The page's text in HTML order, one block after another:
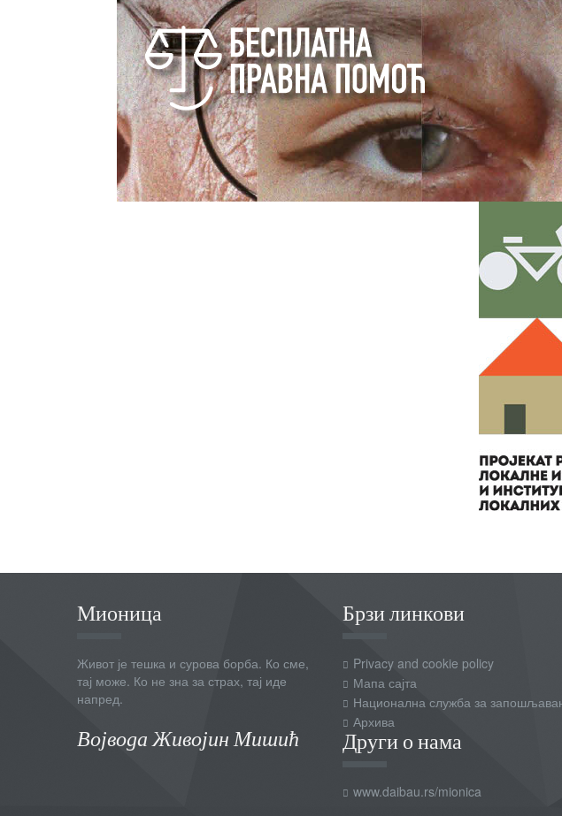
Мионица
Живот је тешка и сурова борба. Ко сме,
тај може. Ко не зна за страх, тај иде
напред.
Војвода Живојин Мишић
Брзи линкови
Privacy and cookie policy
Мапа сајта
Национална служба за
Архива
Други о нама
www.daibau.rs/mionica